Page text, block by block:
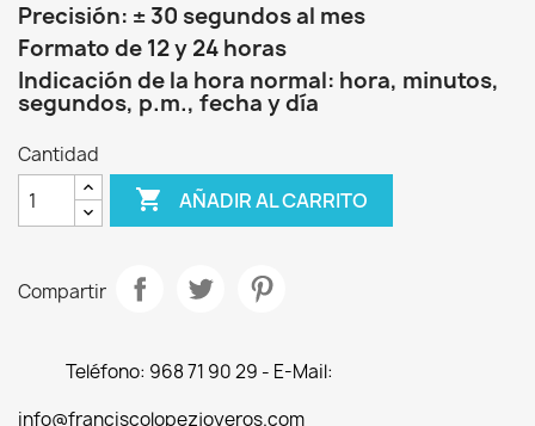
Precisión: ± 30 segundos al mes
Formato de 12 y 24 horas
Indicación de la hora normal: hora, minutos,
segundos, p.m., fecha y día
Cantidad
 AÑADIR AL CARRITO
Compartir
Teléfono: 968 71 90 29 - E-Mail:
info@franciscolopezjoyeros.com